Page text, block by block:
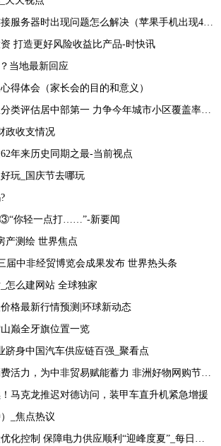
苹果手机验证失败连接服务器时出现问题怎么解决（苹果手机出现403怎么解决） 天天微动态
打造更好风险收益比产品-时快讯
当地最新回应
得体会（家长会的目的和意义）
湖北一季度生活垃圾分类评估居中部第一 力争今年城市小区覆盖率达九成|世界聚看点
政收支情况
年来历史同期之最-当前视点
玩_国庆节去哪玩
你轻一点打……”-新要闻
产测绘 世界焦点
届中非经贸博览会成果发布 世界热头条
怎么建网站 全球独家
格最新行情预测|环球新动态
巅全牙旗位置一览
跻身中国汽车供应链百强_聚看点
天天观速讯丨释放消费活力，为中非贸易赋能蓄力 非洲好物网购节举办
马克龙推迟对德访问，装甲车直升机紧急增援
_焦点热议
各地运用数字化手段优化控制 保障电力供应顺利“迎峰度夏”_每日资讯